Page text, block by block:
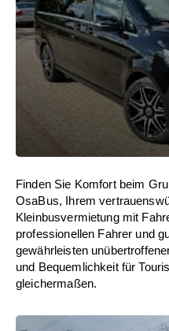
Finden Sie Komfort beim
OsaBus, Ihrem
Kleinbusvermietung mit
professionellen Fahrer und
gewährleisten
und Bequemlichkeit für
gleichermaßen.